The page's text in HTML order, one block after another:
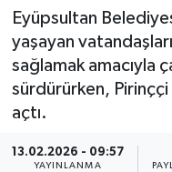
Eyüpsultan
yaşayan
sağlamak amacıyla
sürdürürken, Pirinççi
açtı.
13.02.2026 - 09:57
YAYINLANMA
GÖKTÜRK
GÜNDEM